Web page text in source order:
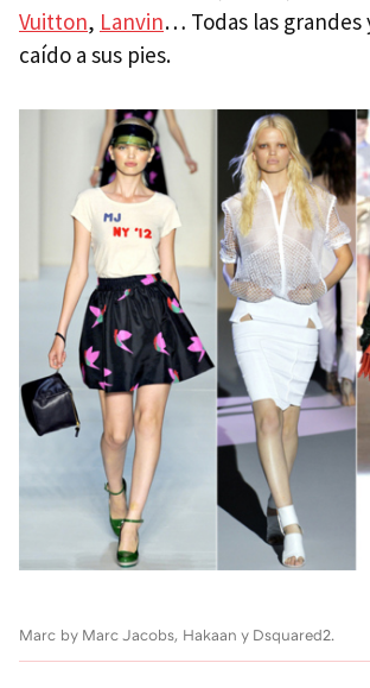
Vuitton, Lanvin… Todas las grandes
caído a sus pies.
Marc by Marc Jacobs, Hakaan y Dsquared2.